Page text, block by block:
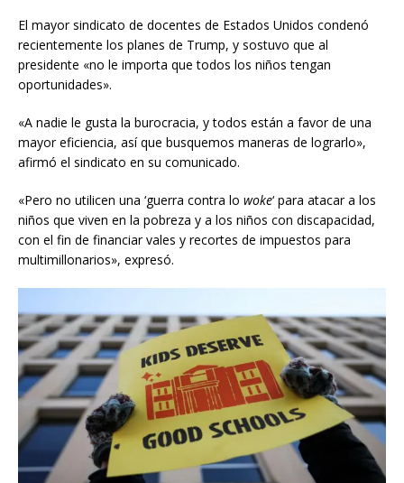
El mayor sindicato de docentes de Estados Unidos condenó
recientemente los planes de Trump, y sostuvo que al
presidente «no le importa que todos los niños tengan
oportunidades».
«A nadie le gusta la burocracia, y todos están a favor de una
mayor eficiencia, así que busquemos maneras de lograrlo»,
afirmó el sindicato en su comunicado.
«Pero no utilicen una ‘guerra contra lo woke‘ para atacar a los
niños que viven en la pobreza y a los niños con discapacidad,
con el fin de financiar vales y recortes de impuestos para
multimillonarios», expresó.